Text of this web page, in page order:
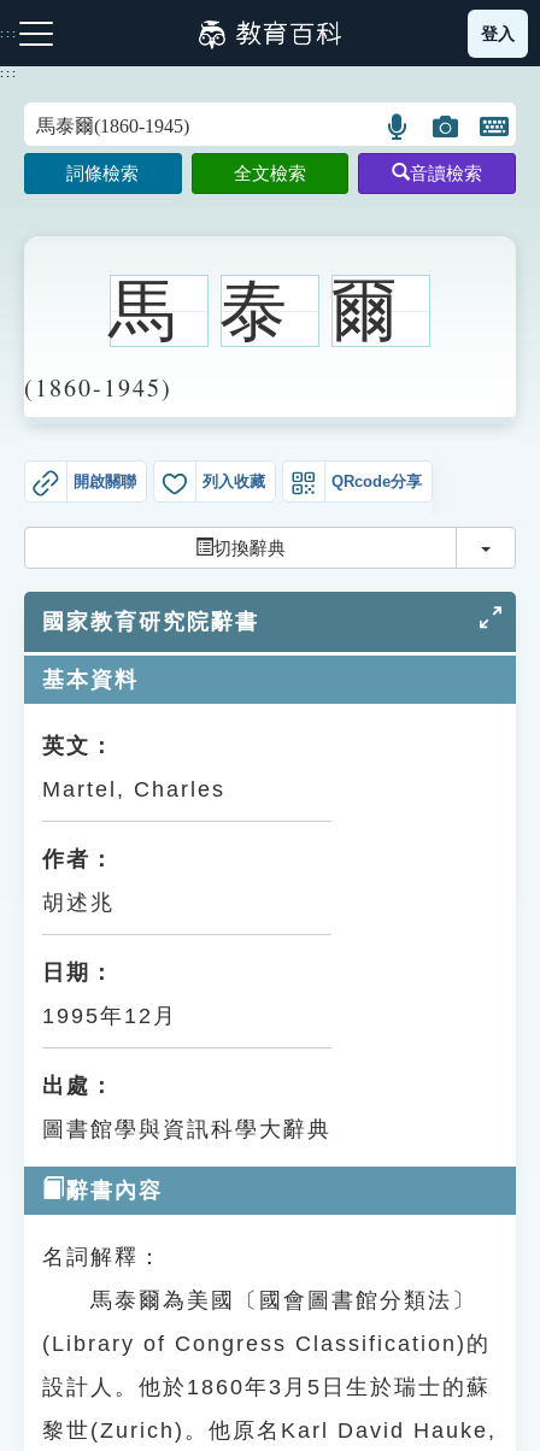
到
主
:::
注音索引圖示 筆畫索引圖示 部首索引表圖示
成語故事
知識索引
單字索引
生命大百科索引
教學應用
貓頭鷹博士
登入
:::
語
言
搜
示
圖
片
搜
開
鍵
圖
詞條檢索 全文檢索 音讀檢索
馬 泰 爾
(1860-1945)
開啟關聯 列入收藏 QRcode分享
切換辭典 切換
國家教育研究院辭書
基本資料
英文：
Martel, Charles
作者：
胡述兆
日期：
1995年12月
出處：
圖書館學與資訊科學大辭典
辭書內容
名詞解釋：
馬泰爾為美國〔國會圖書館分類法〕
(Library of Congress Classification)的
設計人。他於1860年3月5日生於瑞士的蘇
黎世(Zurich)。他原名Karl David Hauke,